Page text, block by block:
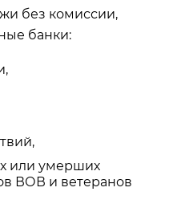
без комиссии,
банки:
или умерших
ВОВ и ветеранов